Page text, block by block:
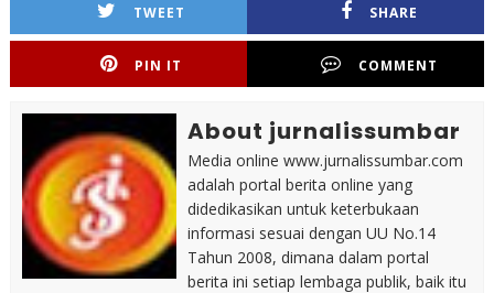
TWEET SHARE
PIN IT COMMENT
About jurnalissumbar
Media online www.jurnalissumbar.com
adalah portal berita online yang
didedikasikan untuk keterbukaan
informasi sesuai dengan UU No.14
Tahun 2008, dimana dalam portal
berita ini setiap lembaga publik, baik itu